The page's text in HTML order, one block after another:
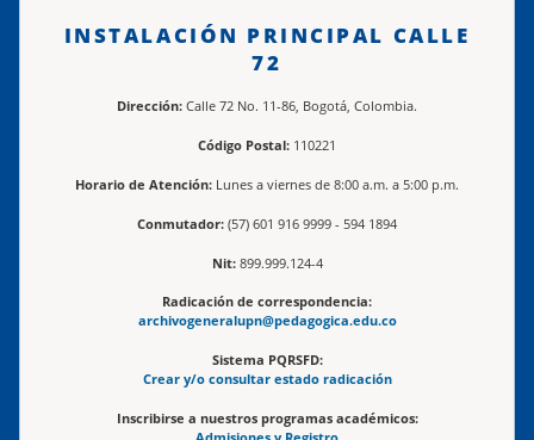
INSTALACIÓN PRINCIPAL CALLE
72
Dirección: Calle 72 No. 11-86, Bogotá, Colombia.
Código Postal: 110221
Horario de Atención: Lunes a viernes de 8:00 a.m. a 5:00 p.m.
Conmutador: (57) 601 916 9999 - 594 1894
Nit:899.999.124-4
Radicación de correspondencia:
archivogeneralupn@pedagogica.edu.co
Sistema PQRSFD:
Crear y/o consultar estado radicación
Inscribirse a nuestros programas académicos:
Admisiones y Registro